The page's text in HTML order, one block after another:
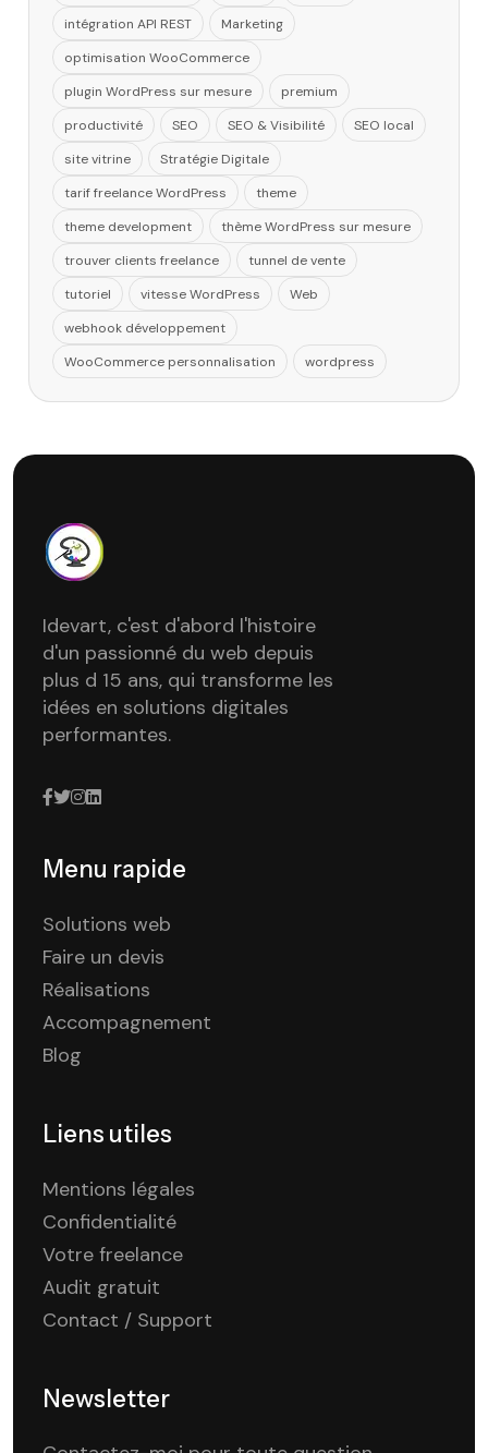
intégration API REST
Marketing
optimisation WooCommerce
plugin WordPress sur mesure
premium
productivité
SEO SEO & Visibilité
SEO local
site vitrine
Stratégie Digitale
tarif freelance WordPress
theme
theme development
thème WordPress sur mesure
trouver clients freelance
tunnel de vente
tutoriel
vitesse WordPress
Web
webhook développement
WooCommerce personnalisation
wordpress
Idevart, c'est d'abord l'histoire
d'un passionné du web depuis
plus d 15 ans, qui transforme les
idées en solutions digitales
performantes.
Menu rapide
Solutions web
Faire un devis
Réalisations
Accompagnement
Blog
Liens utiles
Mentions légales
Confidentialité
Votre freelance
Audit gratuit
Contact / Support
Newsletter